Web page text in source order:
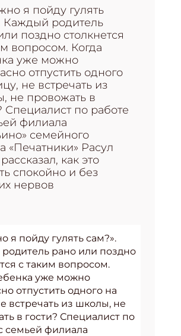
я пойду гулять
Каждый родитель
поздно столкнется
вопросом. Когда
уже можно
отпустить одного
не встречать из
не провожать в
Специалист по работе
филиала
семейного
«Печатники» Расул
как это
спокойно и без
нервов
я пойду гулять сам?».
рано или поздно
с таким вопросом.
уже можно
отпустить одного на
встречать из школы, не
в гости? Специалист по
семьей филиала